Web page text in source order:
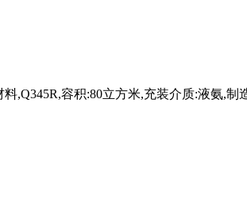
容积:80立方米,充装介质:液氨,制